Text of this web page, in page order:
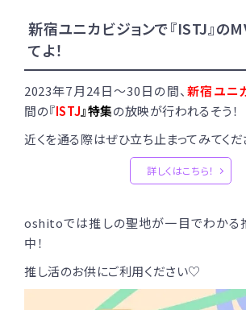
新宿ユニカビジョンで『ISTJ』の
てよ！
2023年7月24日〜30日の間、新宿ユニ
間の『ISTJ』特集の放映が行われるそう！
近くを通る際はぜひ立ち止まってみてくだ
詳しくはこちら！
oshitoでは推しの聖地が一目でわかる
中！
推し活のお供にご利用ください♡